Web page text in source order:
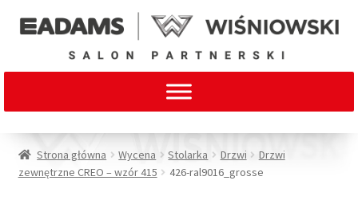
Strona główna Wycena Stolarka Drzwi
Drzwi
zewnętrzne CREO – wzór 415
426-ral9016_grosse